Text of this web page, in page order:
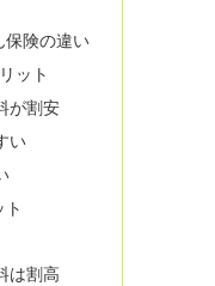
保険の違い
ット
が割安
い
は割高